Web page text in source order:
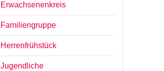
Erwachsenenkreis
Familiengruppe
Herrenfrühstück
Jugendliche